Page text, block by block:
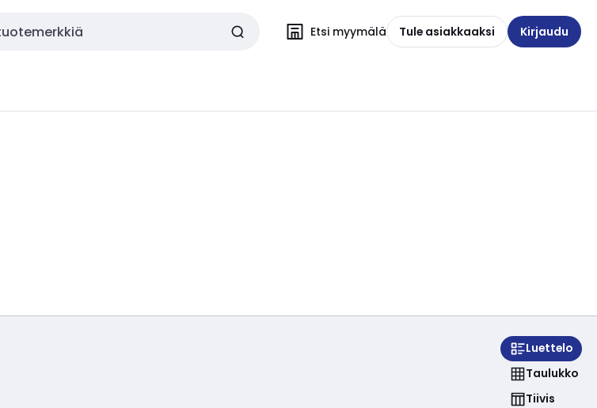
Etsi myymälä Tule asiakkaaksi Kirjaudu
Luettelo
Taulukko
Tiivis